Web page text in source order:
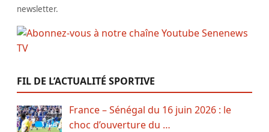
newsletter.
FIL DE L’ACTUALITÉ SPORTIVE
France – Sénégal du 16 juin 2026 : le
choc d’ouverture du …